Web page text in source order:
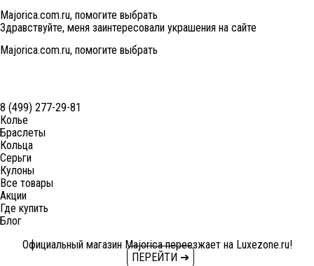
Majorica.com.ru, помогите выбрать
Здравствуйте, меня заинтересовали украшения на сайте
Majorica.com.ru, помогите выбрать
8 (499) 277-29-81
Колье
Браслеты
Кольца
Серьги
Кулоны
Все товары
Акции
Где купить
Блог
Официальный магазин Majorica переезжает на Luxezone.ru!
ПЕРЕЙТИ ➔